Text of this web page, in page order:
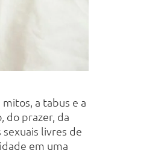
a tabus e a
do prazer, da
livres de
em uma